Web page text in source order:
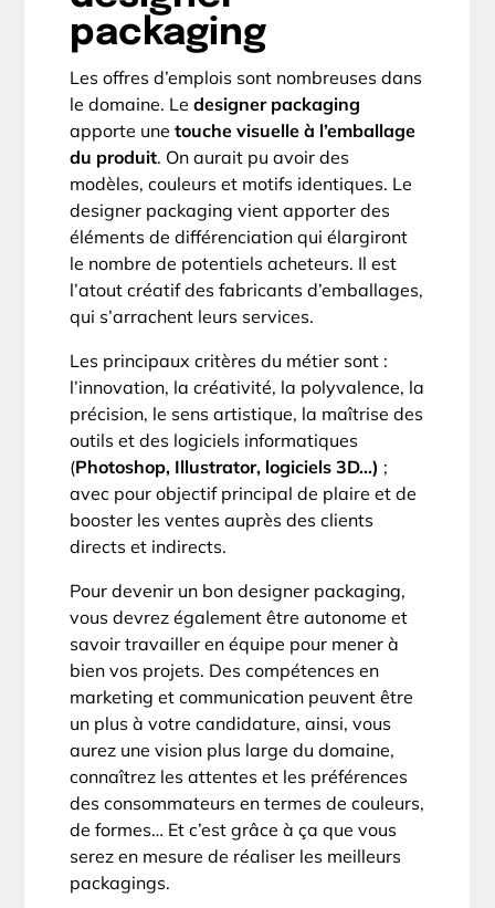
packaging
Les offres d’emplois sont nombreuses dans
le domaine. Le designer packaging
apporte une touche visuelle à l’emballage
du produit. On aurait pu avoir des
modèles, couleurs et motifs identiques. Le
designer packaging vient apporter des
éléments de différenciation qui élargiront
le nombre de potentiels acheteurs. Il est
l’atout créatif des fabricants d’emballages,
qui s’arrachent leurs services.
Les principaux critères du métier sont :
l’innovation, la créativité, la polyvalence, la
précision, le sens artistique, la maîtrise des
outils et des logiciels informatiques
(Photoshop, Illustrator, logiciels 3D…) ;
avec pour objectif principal de plaire et de
booster les ventes auprès des clients
directs et indirects.
Pour devenir un bon designer packaging,
vous devrez également être autonome et
savoir travailler en équipe pour mener à
bien vos projets. Des compétences en
marketing et communication peuvent être
un plus à votre candidature, ainsi, vous
aurez une vision plus large du domaine,
connaîtrez les attentes et les préférences
des consommateurs en termes de couleurs,
de formes… Et c’est grâce à ça que vous
serez en mesure de réaliser les meilleurs
packagings.